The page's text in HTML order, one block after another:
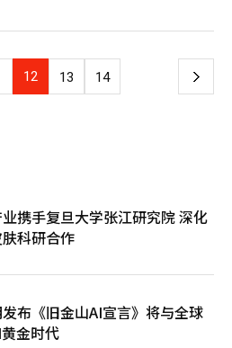
员注册，无需抵达韩国后再办理相关
受积分累计及优惠折扣等会员权益，
，乐天会员未来还
12 13 14 下
携手复旦大学张江研究院 深化
科研合作
布《旧金山AI宣言》将与全球
金时代